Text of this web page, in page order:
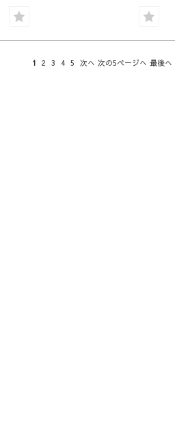
1 2 3 4 5 次へ 次の5ページへ 最後へ